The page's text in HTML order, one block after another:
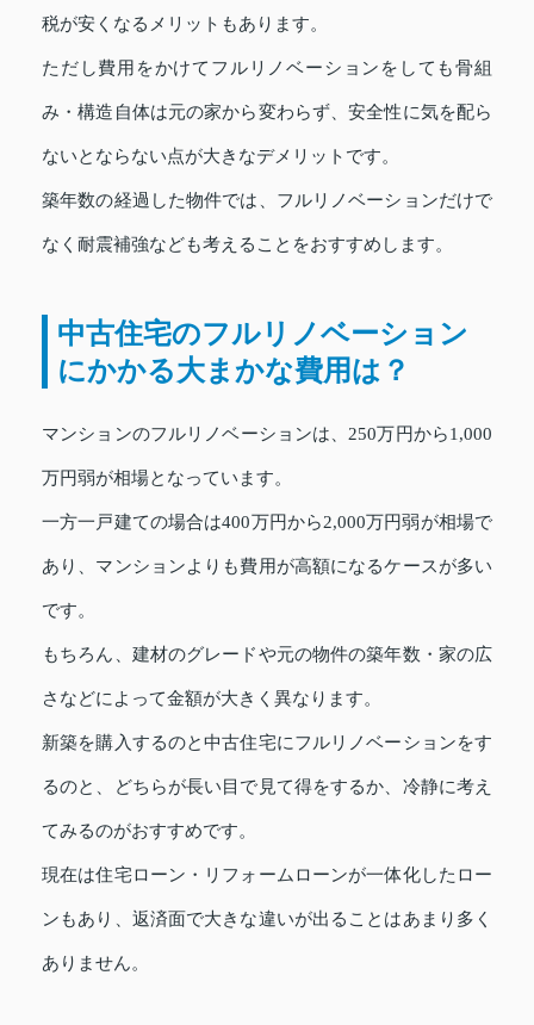
税が安くなるメリットもあります。
ただし費用をかけてフルリノベーションをしても骨組
み・構造自体は元の家から変わらず、安全性に気を配ら
ないとならない点が大きなデメリットです。
築年数の経過した物件では、フルリノベーションだけで
なく耐震補強なども考えることをおすすめします。
中古住宅のフルリノベーション
にかかる大まかな費用は？
マンションのフルリノベーションは、250万円から1,000
万円弱が相場となっています。
一方一戸建ての場合は400万円から2,000万円弱が相場で
あり、マンションよりも費用が高額になるケースが多い
です。
もちろん、建材のグレードや元の物件の築年数・家の広
さなどによって金額が大きく異なります。
新築を購入するのと中古住宅にフルリノベーションをす
るのと、どちらが長い目で見て得をするか、冷静に考え
てみるのがおすすめです。
現在は住宅ローン・リフォームローンが一体化したロー
ンもあり、返済面で大きな違いが出ることはあまり多く
ありません。